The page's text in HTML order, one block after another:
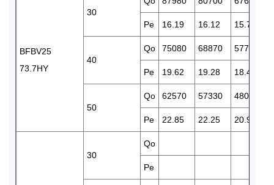
BFBV25
73.7HY
30
Pe 16.19 16.12 15.77
40
Qo 75080 68870 57720
Pe 19.62 19.28 18.43
50
Qo 62570 57330 48020
Pe 22.85 22.25 20.90
30
Qo
Pe